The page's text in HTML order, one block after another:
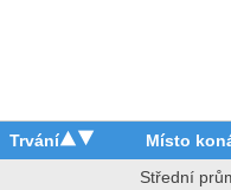
Trvání Místo
Střední